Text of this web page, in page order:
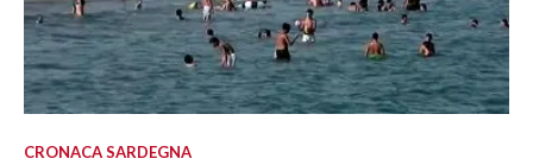
CRONACA SARDEGNA